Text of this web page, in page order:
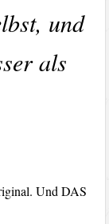
und
als
Und DAS